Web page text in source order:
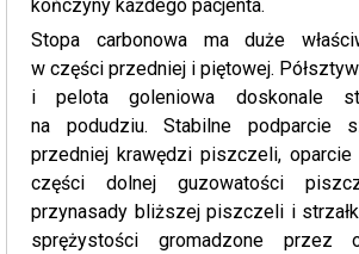
kończyny każdego pacjenta.
Stopa carbonowa ma duże
w części przedniej i piętowej.
i pelota goleniowa doskonale
na podudziu. Stabilne podparcie
przedniej krawędzi piszczeli,
części dolnej guzowatości
przynasady bliższej piszczeli i
sprężystości gromadzone